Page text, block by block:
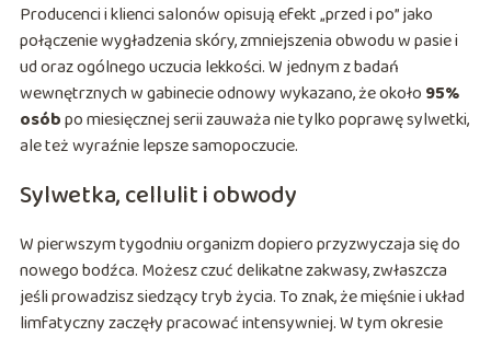
Producenci i klienci salonów opisują efekt „przed i po” jako
połączenie wygładzenia skóry, zmniejszenia obwodu w pasie i
ud oraz ogólnego uczucia lekkości. W jednym z badań
wewnętrznych w gabinecie odnowy wykazano, że około 95%
osóbpo miesięcznej serii zauważa nie tylko poprawę sylwetki,
ale też wyraźnie lepsze samopoczucie.
Sylwetka, cellulit i obwody
W pierwszym tygodniu organizm dopiero przyzwyczaja się do
nowego bodźca. Możesz czuć delikatne zakwasy, zwłaszcza
jeśli prowadzisz siedzący tryb życia. To znak, że mięśnie i układ
limfatyczny zaczęły pracować intensywniej. W tym okresie